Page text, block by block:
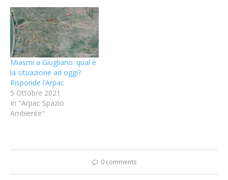
Miasmi a Giugliano: qual è
la situazione ad oggi?
Risponde l’Arpac
5 Ottobre 2021
In "Arpac Spazio
Ambiente"
0 comments